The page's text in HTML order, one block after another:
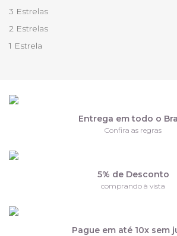
3 Estrelas
2 Estrelas
1 Estrela
Entrega em todo o
Confira as regras
5% de Desconto
comprando à vista
Pague em até 10x sem